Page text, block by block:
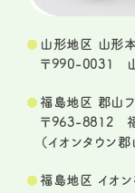
山形地区 山形
〒990-0031
福島地区 郡山フ
〒963-8812
（イオンタウン郡
福島地区 イオ